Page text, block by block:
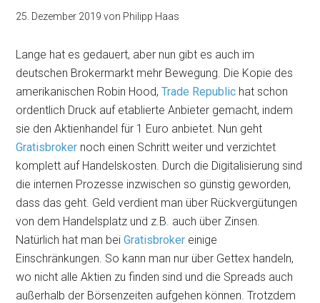
25. Dezember 2019 von Philipp Haas
Lange hat es gedauert, aber nun gibt es auch im
deutschen Brokermarkt mehr Bewegung. Die Kopie des
amerikanischen Robin Hood,Trade Republic hat schon
ordentlich Druck auf etablierte Anbieter gemacht, indem
sie den Aktienhandel für 1 Euro anbietet. Nun geht
Gratisbroker noch einen Schritt weiter und verzichtet
komplett auf Handelskosten. Durch die Digitalisierung sind
die internen Prozesse inzwischen so günstig geworden,
dass das geht. Geld verdient man über Rückvergütungen
von dem Handelsplatz und z.B. auch über Zinsen.
Natürlich hat man beiGratisbroker einige
Einschränkungen. So kann man nur über Gettex handeln,
wo nicht alle Aktien zu finden sind und die Spreads auch
außerhalb der Börsenzeiten aufgehen können. Trotzdem